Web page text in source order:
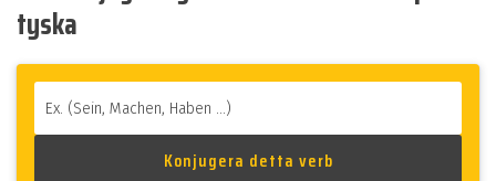
tyska